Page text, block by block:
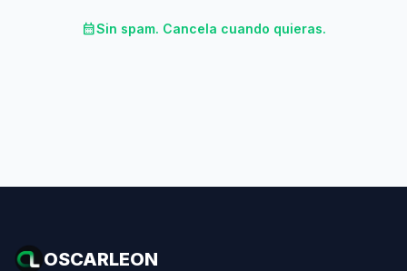
calendar_monthSin spam. Cancela cuando quieras.
OSCARLEON